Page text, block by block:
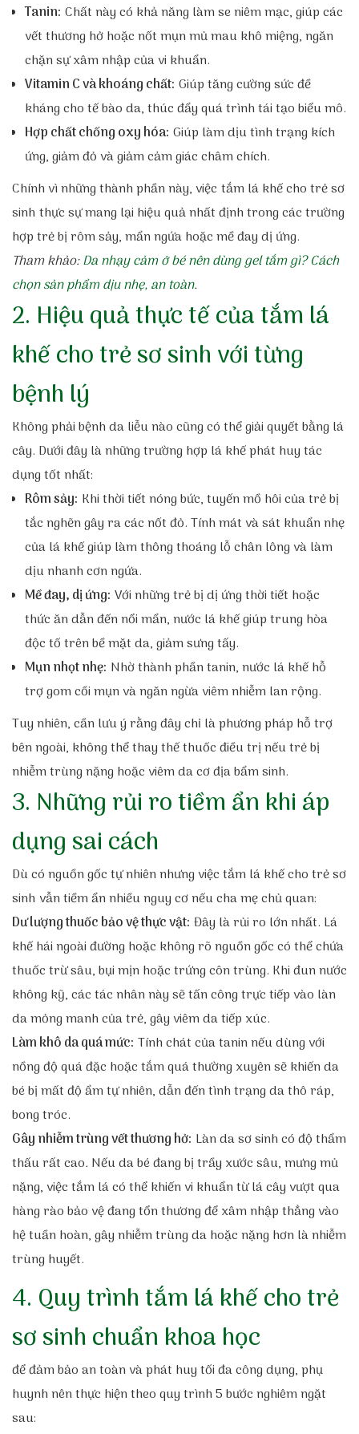
Tanin: Chất này có khả năng làm se niêm mạc, giúp các
vết thương hở hoặc nốt mụn mủ mau khô miệng, ngăn
chặn sự xâm nhập của vi khuẩn.
Vitamin C và khoáng chất: Giúp tăng cường sức đề
kháng cho tế bào da, thúc đẩy quá trình tái tạo biểu mô.
Hợp chất chống oxy hóa: Giúp làm dịu tình trạng kích
ứng, giảm đỏ và giảm cảm giác châm chích.
Chính vì những thành phần này, việc tắm lá khế cho trẻ sơ
sinh thực sự mang lại hiệu quả nhất định trong các trường
hợp trẻ bị rôm sảy, mẩn ngứa hoặc mề đay dị ứng.
Tham khảo:Da nhạy cảm ở bé nên dùng gel tắm gì? Cách
chọn sản phẩm dịu nhẹ, an toàn.
2. Hiệu quả thực tế của tắm lá
khế cho trẻ sơ sinh với từng
bệnh lý
Không phải bệnh da liễu nào cũng có thể giải quyết bằng lá
cây. Dưới đây là những trường hợp lá khế phát huy tác
dụng tốt nhất:
Rôm sảy: Khi thời tiết nóng bức, tuyến mồ hôi của trẻ bị
tắc nghẽn gây ra các nốt đỏ. Tính mát và sát khuẩn nhẹ
của lá khế giúp làm thông thoáng lỗ chân lông và làm
dịu nhanh cơn ngứa.
Mề đay, dị ứng: Với những trẻ bị dị ứng thời tiết hoặc
thức ăn dẫn đến nổi mẩn, nước lá khế giúp trung hòa
độc tố trên bề mặt da, giảm sưng tấy.
Mụn nhọt nhẹ: Nhờ thành phần tanin, nước lá khế hỗ
trợ gom cồi mụn và ngăn ngừa viêm nhiễm lan rộng.
Tuy nhiên, cần lưu ý rằng đây chỉ là phương pháp hỗ trợ
bên ngoài, không thể thay thế thuốc điều trị nếu trẻ bị
nhiễm trùng nặng hoặc viêm da cơ địa bẩm sinh.
3. Những rủi ro tiềm ẩn khi áp
dụng sai cách
Dù có nguồn gốc tự nhiên nhưng việc tắm lá khế cho trẻ sơ
sinh vẫn tiềm ẩn nhiều nguy cơ nếu cha mẹ chủ quan:
Dư lượng thuốc bảo vệ thực vật: Đây là rủi ro lớn nhất. Lá
khế hái ngoài đường hoặc không rõ nguồn gốc có thể chứa
thuốc trừ sâu, bụi mịn hoặc trứng côn trùng. Khi đun nước
không kỹ, các tác nhân này sẽ tấn công trực tiếp vào làn
da mỏng manh của trẻ, gây viêm da tiếp xúc.
Làm khô da quá mức: Tính chát của tanin nếu dùng với
nồng độ quá đặc hoặc tắm quá thường xuyên sẽ khiến da
bé bị mất độ ẩm tự nhiên, dẫn đến tình trạng da thô ráp,
bong tróc.
Gây nhiễm trùng vết thương hở: Làn da sơ sinh có độ thẩm
thấu rất cao. Nếu da bé đang bị trầy xước sâu, mưng mủ
nặng, việc tắm lá có thể khiến vi khuẩn từ lá cây vượt qua
hàng rào bảo vệ đang tổn thương để xâm nhập thẳng vào
hệ tuần hoàn, gây nhiễm trùng da hoặc nặng hơn là nhiễm
trùng huyết.
4. Quy trình tắm lá khế cho trẻ
sơ sinh chuẩn khoa học
để đảm bảo an toàn và phát huy tối đa công dụng, phụ
huynh nên thực hiện theo quy trình 5 bước nghiêm ngặt
sau: